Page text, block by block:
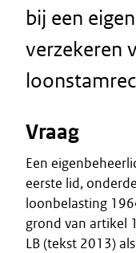
bij een
verzekeren
Vraag
Een
eerste lid,
loonbelasting
grond van artikel
LB (tekst 2013)